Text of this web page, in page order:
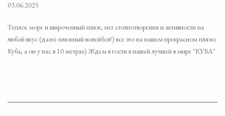
03.06.2025
Теплое море и широченный пляж, нет столпотворения и активности на
любой вкус (даже пляжный волейбол!) все это на нашем прекрасном пляже
Куба, а он у нас в 10 метрах) Ждем в гости в нашей лучшей в мире "КУБА"